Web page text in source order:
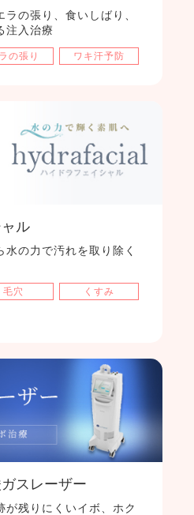
の張り、食いしばり、
注入治療
の張り ワキ汗予防
ル
水の力で汚れを取り除く
毛穴
くすみ
スレーザー
が残りにくいイボ、ホク